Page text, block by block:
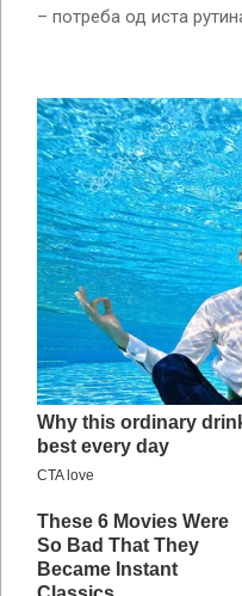
– потреба од иста